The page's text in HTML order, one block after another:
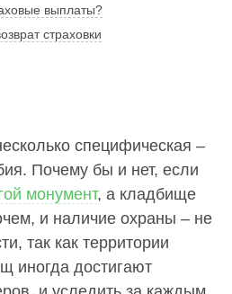
выплаты?
страховки
специфическая –
Почему бы и нет, если
монумент, а кладбище
и наличие охраны – не
так как территории
иногда достигают